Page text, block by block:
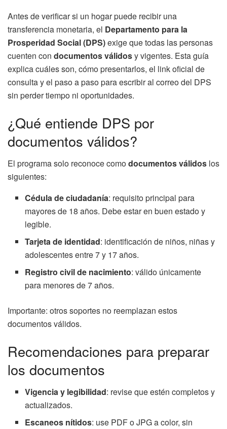
Antes de verificar si un hogar puede recibir una
transferencia monetaria, el Departamento para la
Prosperidad Social (DPS)exige que todas las personas
cuenten con documentos válidosy vigentes. Esta guía
explica cuáles son, cómo presentarlos, el link oficial de
consulta y el paso a paso para escribir al correo del DPS
sin perder tiempo ni oportunidades.
¿Qué entiende DPS por
documentos válidos?
El programa solo reconoce comodocumentos válidos los
siguientes:
Cédula de ciudadanía: requisito principal para
mayores de 18 años. Debe estar en buen estado y
legible.
Tarjeta de identidad: identificación de niños, niñas y
adolescentes entre 7 y 17 años.
Registro civil de nacimiento: válido únicamente
para menores de 7 años.
Importante: otros soportes no reemplazan estos
documentos válidos.
Recomendaciones para preparar
los documentos
Vigencia y legibilidad: revise que estén completos y
actualizados.
Escaneos nítidos: use PDF o JPG a color, sin